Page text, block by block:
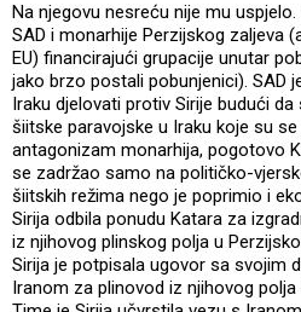
Na njegovu nesreću nije mu
SAD i monarhije Perzijskog zaljeva
EU) financirajući grupacije unutar
jako brzo postali pobunjenici). SAD
Iraku djelovati protiv Sirije budući
šiitske paravojske u Iraku koje su
antagonizam monarhija, pogotovo
se zadržao samo na političko-
šiitskih režima nego je poprimio i
Sirija odbila ponudu Katara za
iz njihovog plinskog polja u
Sirija je potpisala ugovor sa svojim
Iranom za plinovod iz njihovog